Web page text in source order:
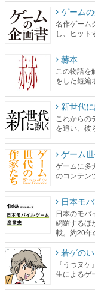
ゲーム
名作ゲーム
し、ヒット
赫本
この物語
をした短編
新世代に
これから
を追い、彼
ゲーム
ゲームに多
のコンテン
日本モ
日本のモバ
網羅するほ
載。約20年
若ゲの
『うつヌ
生によるゲ